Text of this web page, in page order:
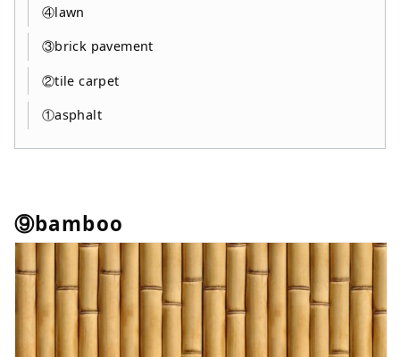
④lawn
③brick pavement
②tile carpet
①asphalt
⑨bamboo